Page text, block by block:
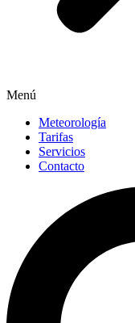
Menú
Meteorología
Tarifas
Servicios
Contacto